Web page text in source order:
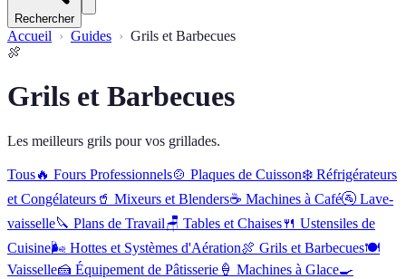
Rechercher
Accueil Guides
Grils et Barbecues
🍖
Grils et Barbecues
Les meilleurs grils pour vos grillades.
Tous🔥 Fours Professionnels🍲 Plaques de Cuisson❄️ Réfrigérateurs
et Congélateurs 🥤 Mixeurs et Blenders☕ Machines à Café🚰 Lave-
vaisselle🔪 Plans de Travail🪑 Tables et Chaises🍴 Ustensiles de
Cuisine🌬️ Hottes et Systèmes d'Aération🍖 Grils et Barbecues🍽️
Vaisselle🍰 Équipement de Pâtisserie 🍦 Machines à Glace🍳